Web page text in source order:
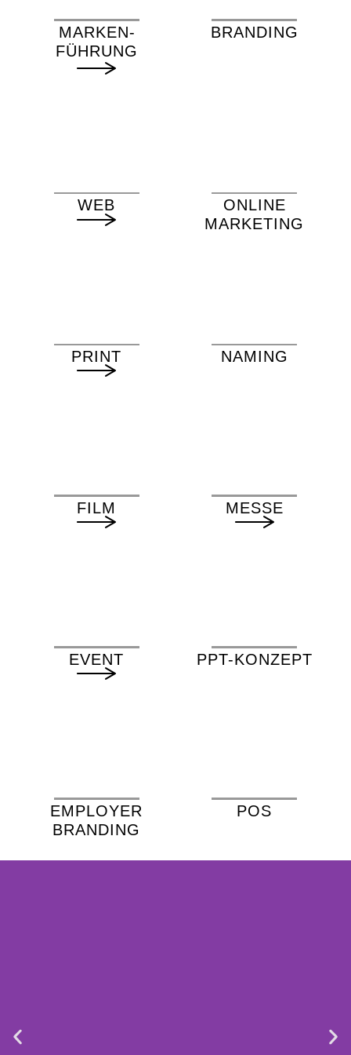
MARKEN­
FÜHRUNG
BRANDING
WEB
ONLINE
MARKETING
PRINT NAMING
FILM MESSE
EVENT PPT-KONZEPT
EMPLOYER
BRANDING
POS